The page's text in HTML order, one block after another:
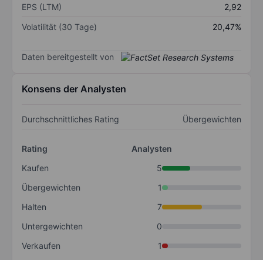
EPS (LTM)
2,92
Volatilität (30 Tage)
20,47%
Daten bereitgestellt von
Konsens der Analysten
Durchschnittliches Rating Übergewichten
Rating
Analysten
Kaufen
5
Übergewichten
1
Halten
7
Untergewichten
0
Verkaufen
1